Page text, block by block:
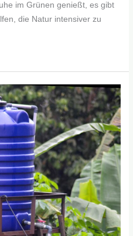
im Grünen genießt, es gibt
die Natur intensiver zu